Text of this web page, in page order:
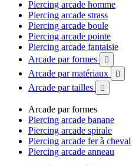
Piercing arcade homme
Piercing arcade strass
Piercing arcade boule
Piercing arcade pointe
Piercing arcade fantaisie
Arcade par formes

Arcade par matériaux 
Arcade par tailles 
Arcade par formes
Piercing arcade banane
Piercing arcade spirale
Piercing arcade fer à cheval
Piercing arcade anneau